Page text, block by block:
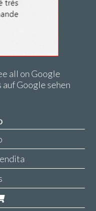
all on Google
Google sehen